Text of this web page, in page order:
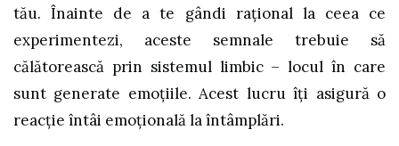
tău. Înainte de a te gândi rațional la ceea ce
experimentezi, aceste semnale trebuie să
călătorească prin sistemul limbic – locul în care
sunt generate emoțiile. Acest lucru îți asigură o
reacție întâi emoțională la întâmplări.